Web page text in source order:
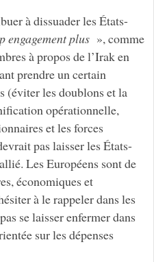
à dissuader les États-
engagement plus », comme
à propos de l’Irak en
prendre un certain
(éviter les doublons et la
opérationnelle,
et les forces
pas laisser les États-
Les Européens sont de
économiques et
à le rappeler dans les
se laisser enfermer dans
sur les dépenses